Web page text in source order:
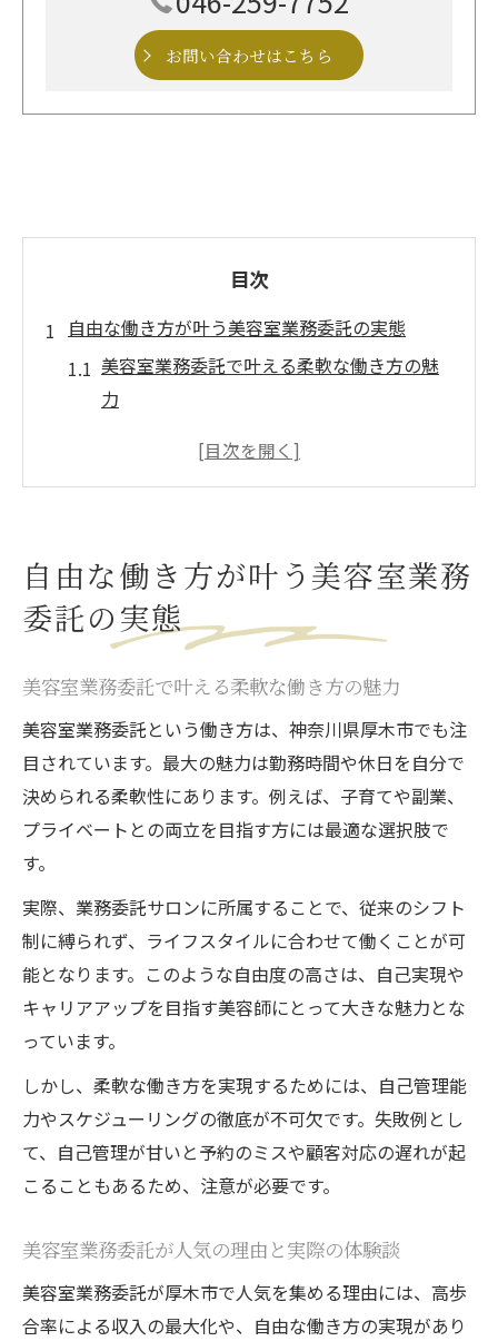
お問い合わせはこちら
目次
自由な働き方が叶う美容室業務委託の実態
美容室業務委託で叶える柔軟な働き方の魅
力
美容室業務委託が人気の理由と実際の体験
業務委託美容師の現実と働き方の特徴を解
説
美容室業務委託のメリットとデメリットの
両面を知る
美容師業務委託の現実とリスクに迫る
美容室業務委託の現実と直面するリスクに
注意
美容師業務委託でよくあるトラブルと対策
美容室業務委託デメリットを理解し失敗を
防ぐ
業務委託美容師が末路を回避するポイント
美容室業務委託が合わない人の特徴と見極
め方
個人事業主美容師のメリットを徹底解説
美容室で個人事業主として働く最大のメリ
ット
美容室個人事業主の収入相場と成功の秘訣
方
美容室個人事業主の強みと将来への展望
自由な働き方が叶う美容室業務
委託の実態
美容室業務委託で叶える柔軟な働き方の魅力
美容室業務委託という働き方は、神奈川県厚木市でも注
目されています。最大の魅力は勤務時間や休日を自分で
決められる柔軟性にあります。例えば、子育てや副業、
プライベートとの両立を目指す方には最適な選択肢で
す。
実際、業務委託サロンに所属することで、従来のシフト
制に縛られず、ライフスタイルに合わせて働くことが可
能となります。このような自由度の高さは、自己実現や
キャリアアップを目指す美容師にとって大きな魅力とな
っています。
しかし、柔軟な働き方を実現するためには、自己管理能
力やスケジューリングの徹底が不可欠です。失敗例とし
て、自己管理が甘いと予約のミスや顧客対応の遅れが起
こることもあるため、注意が必要です。
美容室業務委託が人気の理由と実際の体験談
美容室業務委託が厚木市で人気を集める理由には、高歩
合率による収入の最大化や、自由な働き方の実現があり